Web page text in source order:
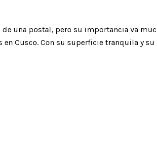
una postal, pero su importancia va
Cusco. Con su superficie tranquila y su